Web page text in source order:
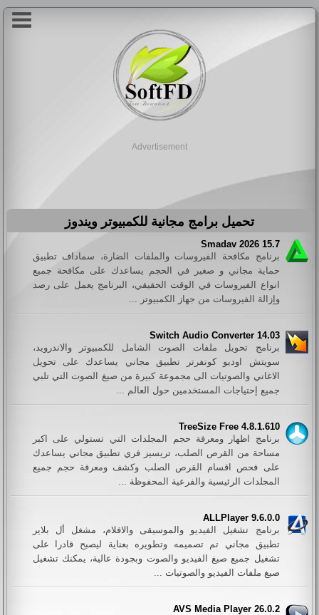
Advertisement
تحميل برامج مجانية للكمبيوتر ويندوز
Smadav 2026 15.7
برنامج مكافحة الفيروسات والملفات الضارة، سماداف تطبيق
حماية مجاني و صغير في الحجم يساعدك على مكافحة جميع
انواع الفيروسات في الوقت الحقيقي، البرنامج يعمل على رصد
وإزالة الفيروسات من جهاز الكمبيوتر ...
Switch Audio Converter 14.03
برنامج تحويل ملفات الصوت الشامل للكمبيوتر والاندرويد،
سويتش اوديو كونفرتر تطبيق مجاني يساعدك على تحويل
الاغاني والصوتيات الى مجموعة كبيرة من صيغ الصوت التي تلبي
جميع إحتياجات المستخدمين حول العالم ...
TreeSize Free 4.8.1.610
برنامج اظهار ومعرفة حجم المجلدات التي تستولي على اكبر
مساحة من القرص الصلب، تريسيز فري تطبيق مجاني يساعدك
على فحص اقسام القرص الصلب وكشف ومعرفة حجم جميع
المجلدات الرئيسية والفرعية المحفوظة ...
ALLPlayer 9.6.0.0
برنامج تشغيل الفيديو والموسيقى والافلام، مشغل أل بلاير
تطبيق مجاني تم تصميمه وتطويره بعناية ليصبح قادرا على
تشغيل جميع صيغ الفيديو والصوت وبجودة عالية، يمكنك تشغيل
صيغ ملفات الفيديو والصوتيات ...
AVS Media Player 26.0.2